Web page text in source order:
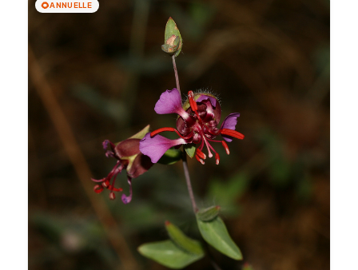
🌻ANNUELLE